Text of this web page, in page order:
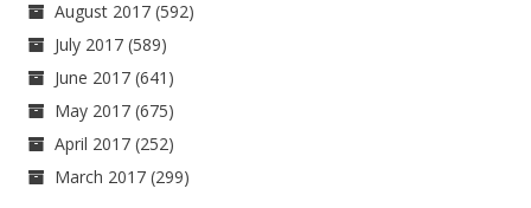
August 2017 (592)
July 2017 (589)
June 2017 (641)
May 2017 (675)
April 2017 (252)
March 2017 (299)